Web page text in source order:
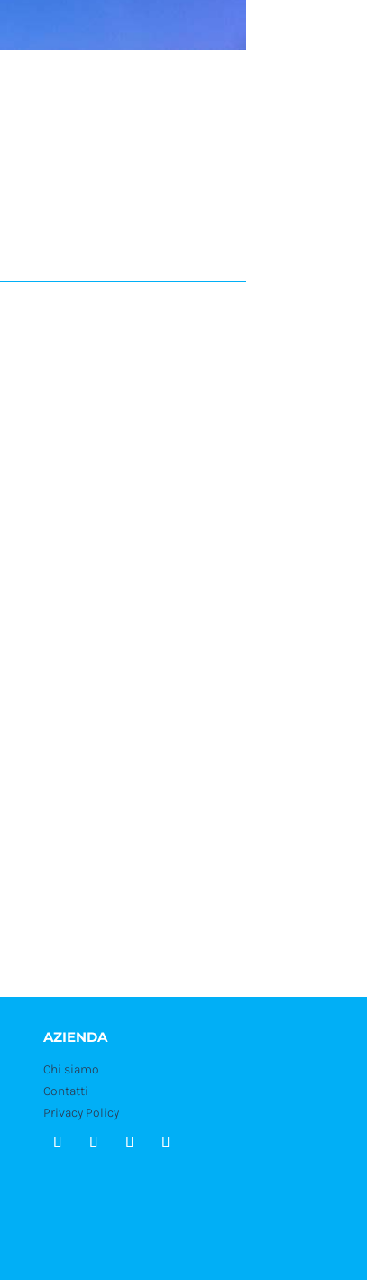
AZIENDA
Chi siamo
Contatti
Privacy Policy